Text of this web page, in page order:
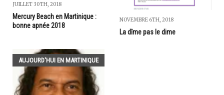
JUILLET 30TH, 2018
Mercury Beach en Martinique :
bonne apnée 2018
NOVEMBRE 6TH, 2018
La dîme pas le dime
AUJOURD'HUI EN MARTINIQUE